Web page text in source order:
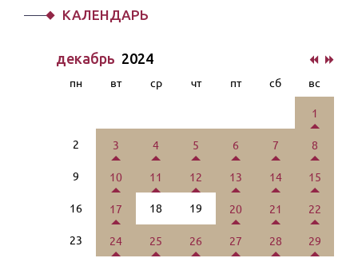
КАЛЕНДАРЬ
декабрь 2024
пн вт ср чт пт сб вс
1
2 3 4 5 6 7 8
9 10 11 12 13 14 15
16 17 18 19 20 21 22
23 24 25 26 27 28 29